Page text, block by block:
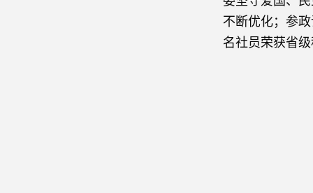
不断优化；参
名社员荣获省